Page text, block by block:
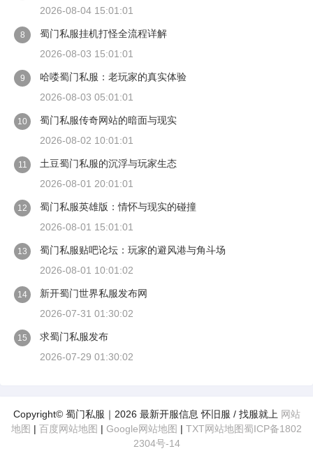
2026-08-04 15:01:01
8
蜀门私服挂机打怪全流程详解
2026-08-03 15:01:01
9
哈喽蜀门私服：老玩家的真实体验
2026-08-03 05:01:01
10
蜀门私服传奇网站的暗面与现实
2026-08-02 10:01:01
11
土豆蜀门私服的沉浮与玩家生态
2026-08-01 20:01:01
12
蜀门私服英雄版：情怀与现实的碰撞
2026-08-01 15:01:01
13
蜀门私服贴吧论坛：玩家的避风港与角斗场
2026-08-01 10:01:02
14
新开蜀门世界私服发布网
2026-07-31 01:30:02
15
求蜀门私服发布
2026-07-29 01:30:02
Copyright© 蜀门私服｜2026 最新开服信息 怀旧服 / 找服就上 网站
地图 | 百度网站地图 | Google网站地图 | TXT网站地图蜀ICP备1802
2304号-14